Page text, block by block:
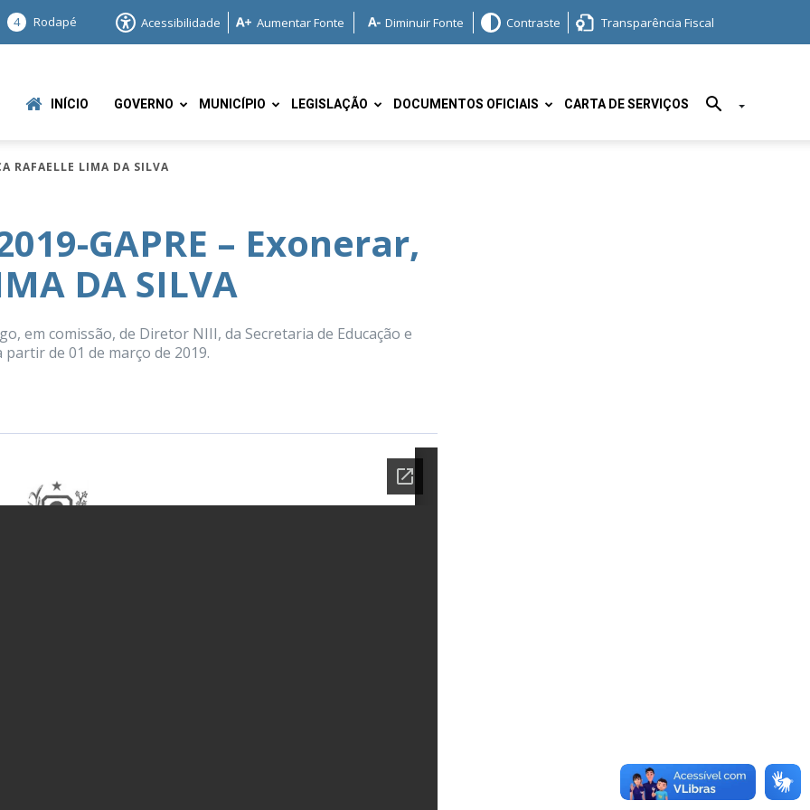
4 Rodapé Acessibilidade Aumentar Fonte Diminuir Fonte Contraste Transparência Fiscal
INÍCIO GOVERNO MUNICÍPIO LEGISLAÇÃO DOCUMENTOS OFICIAIS CARTA DE SERVIÇOS
RAFAELLE LIMA DA SILVA
GAPRE – Exonerar,
DA SILVA
em comissão, de Diretor NIII, da Secretaria de Educação e
de 01 de março de 2019.